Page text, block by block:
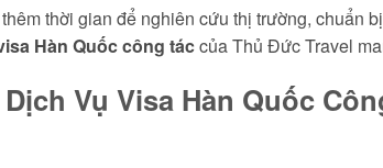
thời gian để nghiên cứu thị trường, chuẩn
Hàn Quốc công táccủa Thủ Đức Travel
Vụ Visa Hàn Quốc